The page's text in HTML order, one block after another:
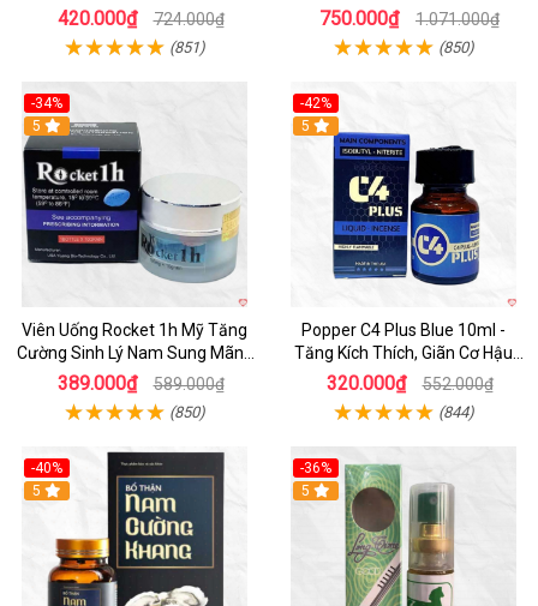
420.000₫ 724.000₫
(851)
lực kéo dài
750.000₫ 1.071.000₫
(850)
-34%
5
Viên Uống Rocket 1h Mỹ Tăng
Cường Sinh Lý Nam Sung Mãnh
Cương Dương
389.000₫ 589.000₫
(850)
-42%
5
Popper C4 Plus Blue 10ml -
Tăng Kích Thích, Giãn Cơ Hậu
Môn
320.000₫ 552.000₫
(844)
-40%
5
-36%
5